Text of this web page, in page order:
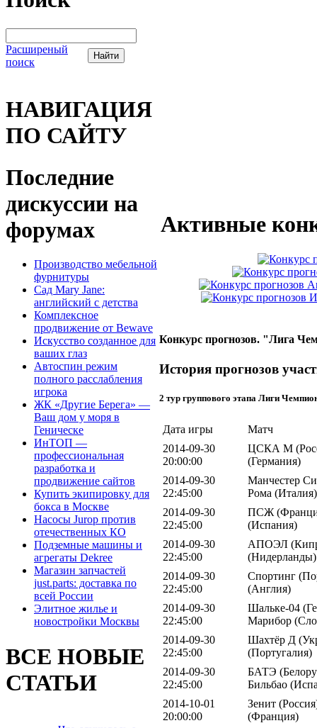
Расширеный
поиск
НАВИГАЦИЯ
ПО САЙТУ
Последние
дискуссии на
форумах
Производство мебельной
фурнитуры
Сад Mary Jane:
английский с детства
Комплексное
продвижение от Bewave
Искусство созданное для
ваших глаз
Автоспин режим
полного расслабления
игрока
ЖК «Другие Берега» —
Ваш дом у моря в
Геническе
ИнТОП —
профессиональная
разработка и
продвижение сайтов
Купить экипировку для
бокса в Москве
Насосы Jurop против
отечественных КО
Подземные машины и
агрегаты Dekree
Магазин запчастей
just.parts: доставка по
всей России
Элитное жилье и
новостройки Москвы
ВСЕ НОВЫЕ
СТАТЬИ
Активные
Конкурс прогнозов. "Лига
История прогнозов
2 тур группового этапа Лиги
Дата игры Матч
2014-09-30
20:00:00
ЦСКА М
(Германия)
2014-09-30
22:45:00
Манчестер
Рома (Италия)
2014-09-30
22:45:00
ПСЖ
(Испания)
2014-09-30
22:45:00
АПОЭЛ
(Нидерланды)
2014-09-30
22:45:00
Спортинг
(Англия)
2014-09-30
22:45:00
Шальке-04
Марибор
2014-09-30
22:45:00
Шахтёр Д
(Португалия)
2014-09-30
22:45:00
БАТЭ
Бильбао
2014-10-01
20:00:00
Зенит
(Франция)